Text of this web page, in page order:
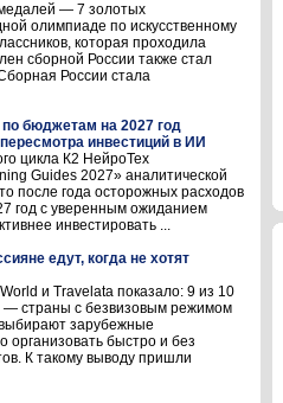
— 7 золотых
олимпиаде по искусственному
которая проходила
сборной России также стал
России стала
бюджетам на 2027 год
инвестиций в ИИ
цикла К2 НейроТех
Guides 2027» аналитической
после года осторожных расходов
год с уверенным ожиданием
инвестировать ...
едут, когда не хотят
и Travelata показало: 9 из 10
страны с безвизовым режимом
зарубежные
организовать быстро и без
К такому выводу пришли